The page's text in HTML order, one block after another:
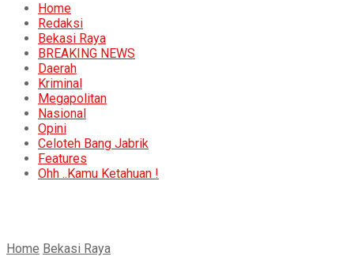
Home
Redaksi
Bekasi Raya
BREAKING NEWS
Daerah
Kriminal
Megapolitan
Nasional
Opini
Celoteh Bang Jabrik
Features
Ohh ..Kamu Ketahuan !
Home Bekasi Raya